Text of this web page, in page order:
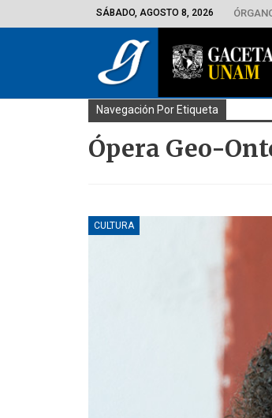
SÁBADO, AGOSTO 8, 2026
Navegación Por Etiqueta
Ópera Geo-
CULTURA